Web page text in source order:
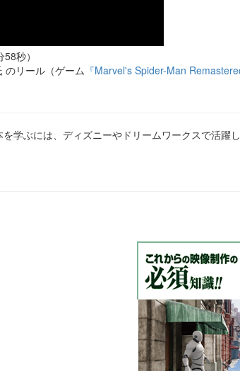
秒）
のリール（ゲーム 『Marvel's Spider-Man
学ぶには、ディズニーやドリームワークスで活